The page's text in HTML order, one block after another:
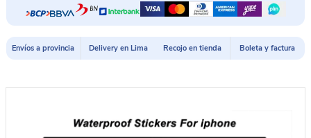
Envíos a provincia Delivery en Lima Recojo en tienda Boleta y factura